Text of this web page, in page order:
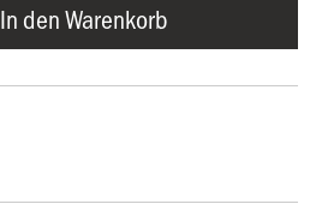
In den Warenkorb